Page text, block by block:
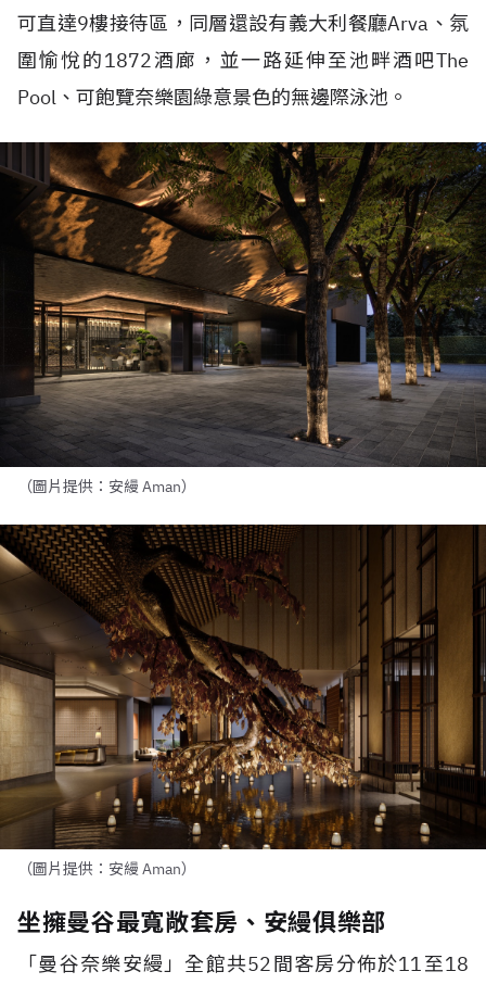
可直達9樓接待區，同層還設有義大利餐廳Arva 、氛
圍愉悅的1872酒廊，並一路延伸至池畔酒吧The
Pool 、可飽覽奈樂園綠意景色的無邊際泳池。
（圖片提供：安縵 Aman）
（圖片提供：安縵 Aman）
坐擁曼谷最寬敞套房、安縵俱樂部
「曼谷奈樂安縵」全館共52間客房分佈於11至18